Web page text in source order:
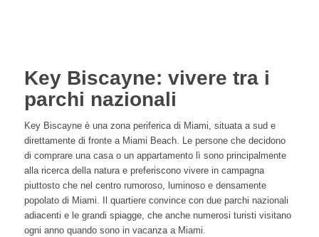
Key Biscayne: vivere tra i
parchi nazionali
Key Biscayne è una zona periferica di Miami, situata a sud e
direttamente di fronte a Miami Beach. Le persone che decidono
di comprare una casa o un appartamento lì sono principalmente
alla ricerca della natura e preferiscono vivere in campagna
piuttosto che nel centro rumoroso, luminoso e densamente
popolato di Miami. Il quartiere convince con due parchi nazionali
adiacenti e le grandi spiagge, che anche numerosi turisti visitano
ogni anno quando sono in vacanza a Miami.